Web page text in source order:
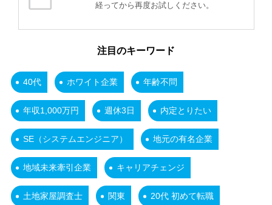
経ってから再度お試しください。
注目のキーワード
40代 ホワイト企業 年齢不問
年収1,000万円 週休3日 内定とりたい
SE（システムエンジニア） 地元の有名企業
地域未来牽引企業 キャリアチェンジ
土地家屋調査士 関東 20代 初めて転職